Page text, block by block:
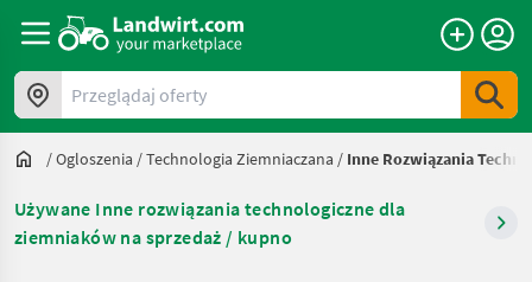
Przeglądaj oferty
/Ogloszenia /Technologia Ziemniaczana / Inne Rozwiązania
Używane Inne rozwiązania technologiczne dla
ziemniaków na sprzedaż / kupno